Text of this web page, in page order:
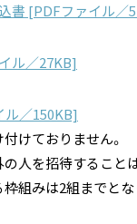
書 [PDFファイル／
ル／27KB]
／150KB]
けておりません。​
人を招待すること
組みは2組までと